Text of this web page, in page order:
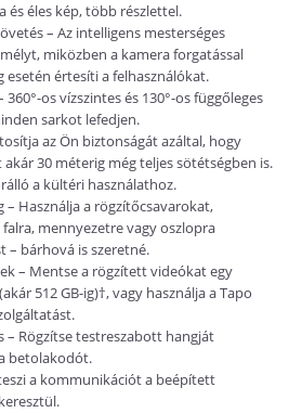
és éles kép, több részlettel.
– Az intelligens mesterséges
miközben a kamera forgatással
esetén értesíti a felhasználókat.
os vízszintes és 130°-os függőleges
sarkot lefedjen.
az Ön biztonságát azáltal, hogy
30 méterig még teljes sötétségben is.
a kültéri használathoz.
Használja a rögzítőcsavarokat,
mennyezetre vagy oszlopra
– bárhová is szeretné.
– Mentse a rögzített videókat egy
512 GB-ig)†, vagy használja a Tapo
– Rögzítse testreszabott hangját
betolakodót.
a kommunikációt a beépített